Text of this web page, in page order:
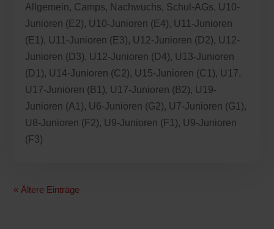
Allgemein, Camps, Nachwuchs, Schul-AGs, U10-
Junioren (E2), U10-Junioren (E4), U11-Junioren
(E1), U11-Junioren (E3), U12-Junioren (D2), U12-
Junioren (D3), U12-Junioren (D4), U13-Junioren
(D1), U14-Junioren (C2), U15-Junioren (C1), U17,
U17-Junioren (B1), U17-Junioren (B2), U19-
Junioren (A1), U6-Junioren (G2), U7-Junioren (G1),
U8-Junioren (F2), U9-Junioren (F1), U9-Junioren
(F3)
« Ältere Einträge